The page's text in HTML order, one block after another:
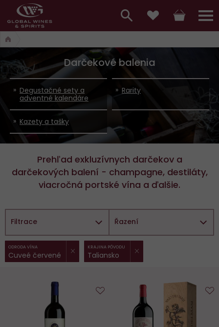
Hlavní
menu,
košík,
vyhledávání,
přihlášení
a
Darčekové balenia
Degustačné sety a
adventné kalendáre
Rarity
Kazety a tašky
Prehľad exkluzívnych darčekov a
darčekových balení - champagne, destiláty,
viacročná portské vína a ďalšie.
Filtrace
Vybrané
filtry:
ODRODA VÍNA
Cuveé červené
ZRUŠIT FILTR
KRAJINA PÔVODU
Taliansko
Řazení
obľúbených